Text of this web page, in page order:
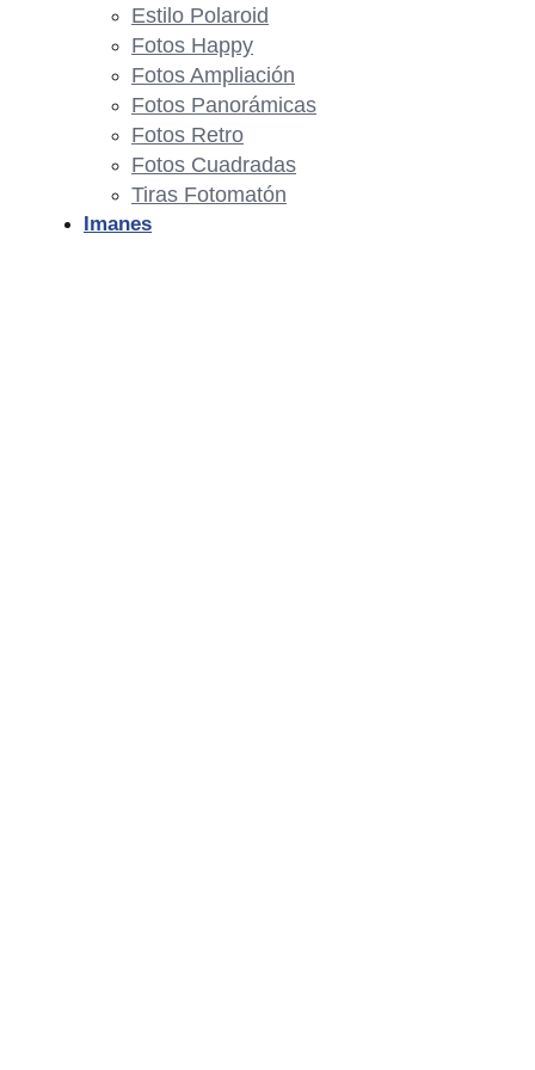
Estilo Polaroid
Fotos Happy
Fotos Ampliación
Fotos Panorámicas
Fotos Retro
Fotos Cuadradas
Tiras Fotomatón
Imanes